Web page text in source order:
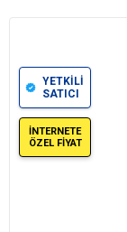
YETKİLİ
SATICI
İNTERNETE
ÖZEL FİYAT